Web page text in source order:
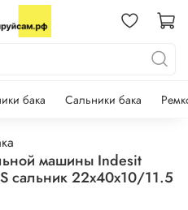
бака Сальники бака
машины Indesit
сальник 22х40х10/11.5